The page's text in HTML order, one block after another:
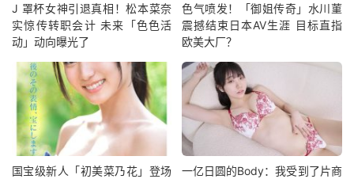
J 罩杯女神引退真相！松本菜奈
实惊传转职会计 未来「色色活
动」动向曝光了
色气喷发！「御姐传奇」水川菫
震撼结束日本AV生涯 目标直指
欧美大厂？
国宝级新人「初美菜乃花」登场
一亿日圆的Body：我受到了片商